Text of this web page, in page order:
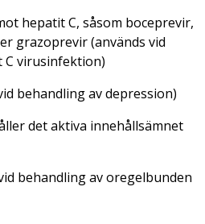
hepatit C, såsom boceprevir,
grazoprevir (används vid
C virusinfektion)
behandling av depression)
det aktiva innehållsämnet
behandling av oregelbunden